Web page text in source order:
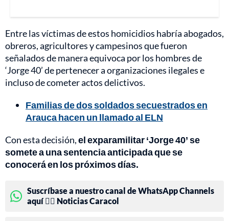
Entre las víctimas de estos homicidios habría abogados,
obreros, agricultores y campesinos que fueron
señalados de manera equivoca por los hombres de
‘Jorge 40’ de pertenecer a organizaciones ilegales e
incluso de cometer actos delictivos.
Familias de dos soldados secuestrados en
Arauca hacen un llamado al ELN
Con esta decisión,el exparamilitar ‘Jorge 40’ se
somete a una sentencia anticipada que se
conocerá en los próximos días.
Suscríbase a nuestro canal de WhatsApp Channels
aquí 👉🏻 Noticias Caracol